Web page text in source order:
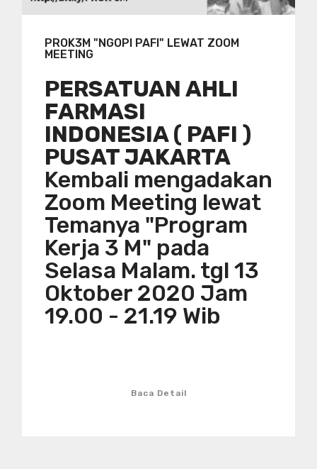
PROK3M "NGOPI PAFI" LEWAT ZOOM
MEETING
PERSATUAN AHLI
FARMASI
INDONESIA ( PAFI )
PUSAT JAKARTA
Kembali mengadakan
Zoom Meeting lewat
Temanya "Program
Kerja 3 M" pada
Selasa Malam. tgl 13
Oktober 2020 Jam
19.00 - 21.19 Wib
Baca Detail